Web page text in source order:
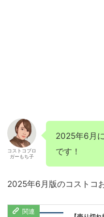
コストコブロ
ガーもち子
2025年6月
です！
2025年6月版のコストコ